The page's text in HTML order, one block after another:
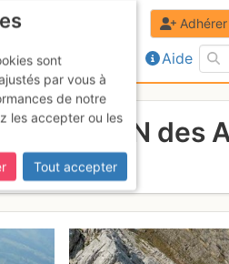
Aide
Adhérer
(Couloir N des
sont
par vous à
de notre
les accepter ou les
Tout accepter